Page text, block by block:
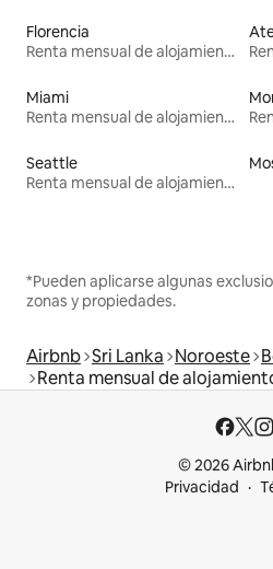
Florencia
Renta mensual de alojamientos
Miami
Renta mensual de alojamientos
Seattle
Renta mensual de alojamientos
*Pueden aplicarse algunas
zonas y propiedades.
Airbnb Sri Lanka Noroeste
Renta mensual de
© 2026
Privacidad